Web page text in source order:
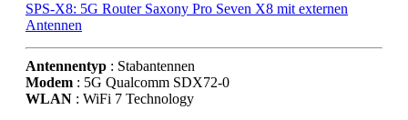
SPS-X8: 5G Router Saxony Pro Seven X8 mit externen
Antennen
Antennentyp : Stabantennen
Modem : 5G Qualcomm SDX72-0
WLAN : WiFi 7 Technology